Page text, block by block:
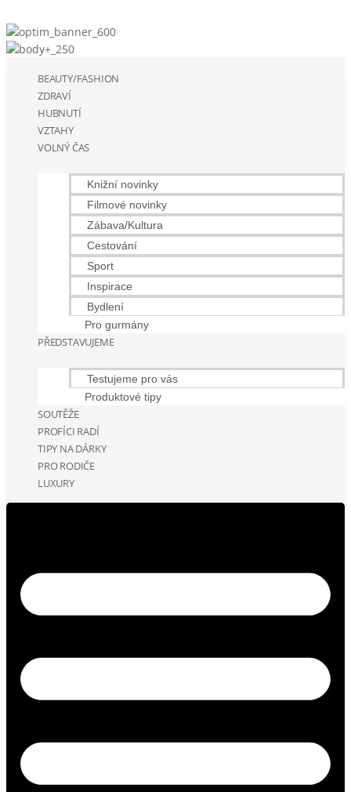
BEAUTY/FASHION
ZDRAVÍ
HUBNUTÍ
VZTAHY
VOLNÝ ČAS
Knižní novinky
Filmové novinky
Zábava/Kultura
Cestování
Sport
Inspirace
Bydlení
Pro gurmány
PŘEDSTAVUJEME
Testujeme pro vás
Produktové tipy
SOUTĚŽE
PROFÍCI RADÍ
TIPY NA DÁRKY
PRO RODIČE
LUXURY